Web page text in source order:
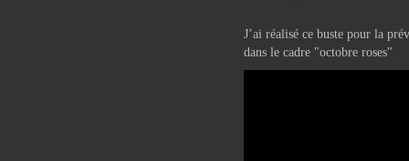
J’ai réalisé ce buste pour la
dans le cadre "octobre roses"